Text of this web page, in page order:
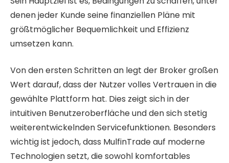
denen jeder Kunde seine finanziellen Pläne mit
größtmöglicher Bequemlichkeit und Effizienz
umsetzen kann.
Von den ersten Schritten an legt der Broker großen
Wert darauf, dass der Nutzer volles Vertrauen in die
gewählte Plattform hat. Dies zeigt sich in der
intuitiven Benutzeroberfläche und den sich stetig
weiterentwickelnden Servicefunktionen. Besonders
wichtig ist jedoch, dass MulfinTrade auf moderne
Technologien setzt, die sowohl komfortables